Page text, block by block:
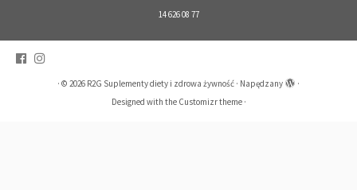
14 626 08 77
· © 2026 R2G Suplementy diety i zdrowa żywność · Napędzany
·
Designed with the Customizr theme·